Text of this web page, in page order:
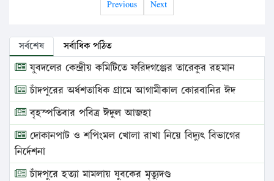
Previous Next
সর্বশেষ সর্বাধিক পঠিত
যুবদলের কেন্দ্রীয় কমিটিতে ফরিদগঞ্জের তারেকুর রহমান
চাঁদপুরের অর্ধশতাধিক গ্রামে আগামীকাল কোরবানির ঈদ
বৃহস্পতিবার পবিত্র ঈদুল আজহা
দোকানপাট ও শপিংমল খোলা রাখা নিয়ে বিদ্যুৎ বিভাগের
নির্দেশনা
চাঁদপুরে হত্যা মামলায় যুবকের মৃত্যুদণ্ড